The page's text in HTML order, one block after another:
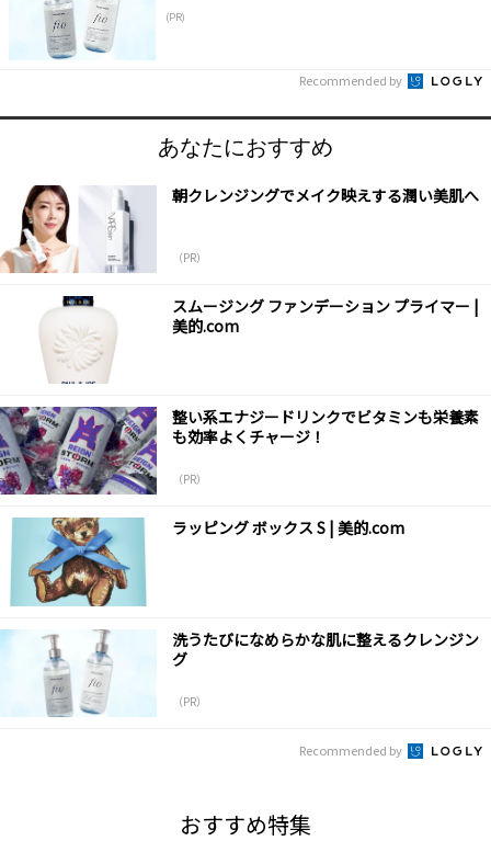
(PR)
Recommended by
あなたにおすすめ
朝クレンジングでメイク映えする潤い美肌へ
（PR）
スムージング ファンデーション プライマー |
美的.com
整い系エナジードリンクでビタミンも栄養素
も効率よくチャージ！
（PR）
ラッピング ボックス S | 美的.com
洗うたびになめらかな肌に整えるクレンジン
グ
（PR）
Recommended by
おすすめ特集